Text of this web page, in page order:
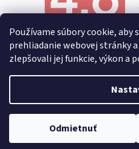
Používame súbory cookie,
prehliadanie webovej stránky
zlepšovali jej funkcie, výkon a
Odmietnuť
Copyright 2026
🚚Doprava zadarmopri nákupe